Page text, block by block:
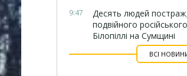
9:47
Десять людей
подвійного
Білопіллі на Сумщині
ВСІ